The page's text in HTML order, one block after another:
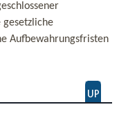
gesetzliche
Aufbewahrungsfristen